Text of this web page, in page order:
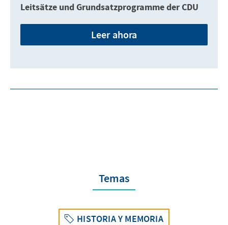
Leitsätze und Grundsatzprogramme der CDU
Leer ahora
Temas
HISTORIA Y MEMORIA